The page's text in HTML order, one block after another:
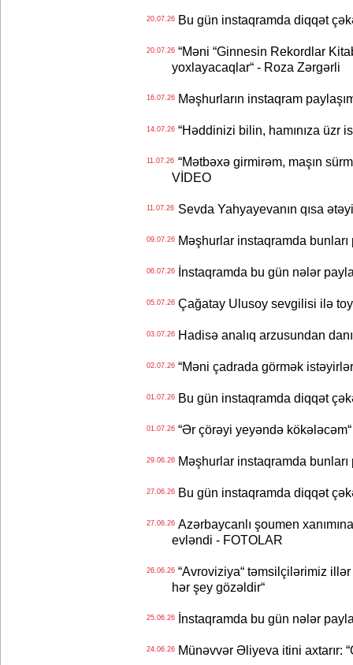
20.07.26Bu gün instaqramda diqqət
20.07.26“Məni “Ginnesin Rekordlar
yoxlayacaqlar“ - Roza Zərgərli
16.07.26Məşhurların instaqram
14.07.26“Həddinizi bilin, hamınıza üzr
11.07.26“Mətbəxə girmirəm, maşın
VİDEO
11.07.26Sevda Yahyayevanın qısa
09.07.26Məşhurlar instaqramda bunları
06.07.26İnstaqramda bu gün nələr
05.07.26Çağatay Ulusoy sevgilisi ilə
03.07.26Hadisə analıq arzusundan
02.07.26“Məni çadrada görmək
01.07.26Bu gün instaqramda diqqət
01.07.26“Ər çörəyi yeyəndə kökələcəm“
29.06.26Məşhurlar instaqramda bunları
27.06.26Bu gün instaqramda diqqət
27.06.26Azərbaycanlı şoumen
evləndi - FOTOLAR
26.06.26“Avroviziya“ təmsilçilərimiz illər
hər şey gözəldir“
25.06.26İnstaqramda bu gün nələr
24.06.26Münəvvər Əliyeva itini axtarır: